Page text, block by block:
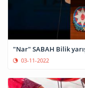
"Nar" SABAH Bilik
03-11-2022